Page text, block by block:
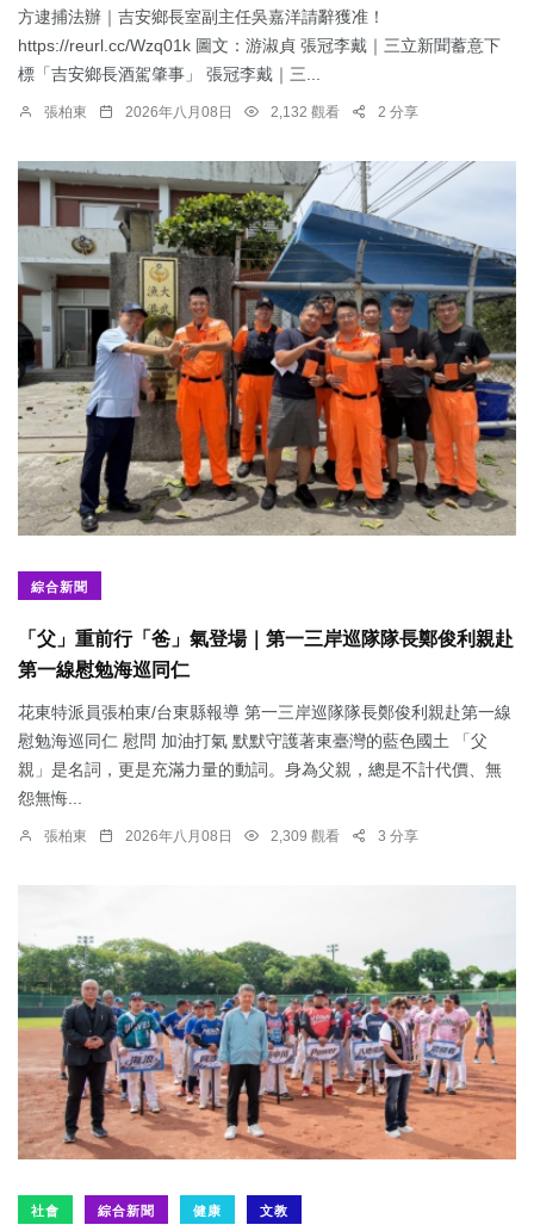
方逮捕法辦｜吉安鄉長室副主任吳嘉洋請辭獲准！
https://reurl.cc/Wzq01k 圖文：游淑貞 張冠李戴｜三立新聞蓄意下
標「吉安鄉長酒駕肇事」 張冠李戴｜三...
張柏東 2026年八月08日 2,132 觀看 2 分享
綜合新聞
「父」重前行「爸」氣登場｜第一三岸巡隊隊長鄭俊利親赴
第一線慰勉海巡同仁
花東特派員張柏東/台東縣報導 第一三岸巡隊隊長鄭俊利親赴第一線
慰勉海巡同仁 慰問 加油打氣 默默守護著東臺灣的藍色國土 「父
親」是名詞，更是充滿力量的動詞。身為父親，總是不計代價、無
怨無悔...
張柏東 2026年八月08日 2,309 觀看 3 分享
社會 綜合新聞 健康 文教